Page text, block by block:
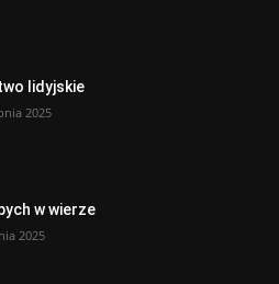
lidyjskie
2025
w wierze
2025